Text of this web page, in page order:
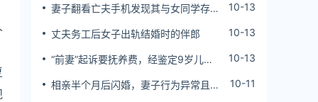
妻子翻看亡夫手机发现其与女同学存婚
10-13
丈夫务工后女子出轨结婚时的伴郎 10-13
“前妻”起诉要抚养费，经鉴定9岁儿子
10-13
相亲半个月后闪婚，妻子行为异常且持
10-11